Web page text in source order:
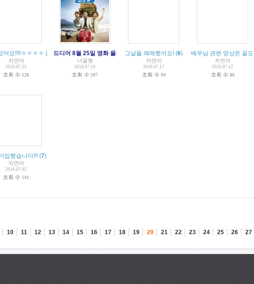
) 어요!!!!ㅎㅎㅎㅎ (
자연어
2016.07.22
조회 수 128
드디어 8월 25일 영화 올레 개봉~ ( 9)
너굴짱
2016.07.19
조회 수 197
그날들 예매했어요! (6)
자연어
2016.07.17
조회 수 94
배우님 관련 영상은 끝
자연어
2016.07.12
조회 수 86
. (5)
입했습니다!!! (7)
자연어
2016.07.02
조회 수 141
10 11 12 13 14 15 16 17 18 19 20 21 22 23 24 25 26 27